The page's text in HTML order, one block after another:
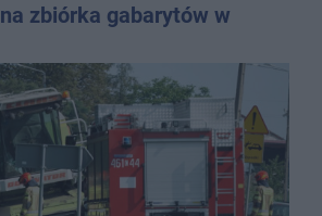
zbiórka gabarytów w